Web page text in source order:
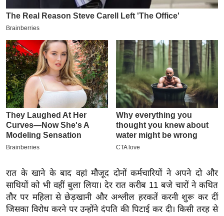
2
0
2
6
क्रा
इ
म
ई
-
पे
मि
सा
ल
रात के खाने के बाद वहां मौजूद दोनों कर्मचारियों ने अपने दो और
साथियों को भी वहीं बुला लिया। देर रात करीब 11 बजे चारों ने कथित
तौर पर महिला से छेड़खानी और अश्लील हरकतें करनी शुरू कर दीं
जिसका विरोध करने पर उन्होंने दंपति की पिटाई कर दी। किसी तरह से